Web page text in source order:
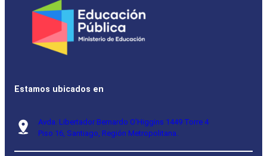
Estamos ubicados en
Avda. Libertador Bernardo O’Higgins 1449 Torre 4
Piso 16, Santiago, Región Metropolitana.